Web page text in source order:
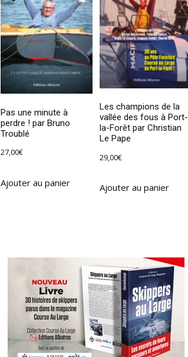
Pas une minute à
perdre ! par Bruno
Troublé
27,00€
Ajouter au panier
Les champions de la
vallée des fous à Port-
la-Forêt par Christian
Le Pape
29,00€
Ajouter au panier